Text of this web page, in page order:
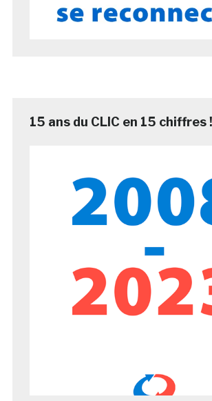
15 ans du CLIC en 15 chiffres !